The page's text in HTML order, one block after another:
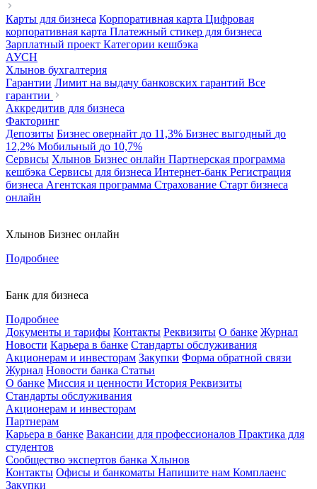
Карты для бизнеса Корпоративная карта Цифровая
корпоративная карта Платежный стикер для бизнеса
Зарплатный проект Категории кешбэка
АУСН
Хлынов бухгалтерия
Гарантии Лимит на выдачу банковских гарантий Все
гарантии
Аккредитив для бизнеса
Факторинг
Депозиты Бизнес овернайт до 11,3% Бизнес выгодный до
12,2% Мобильный до 10,7%
Сервисы Хлынов Бизнес онлайн Партнерская программа
кешбэка Сервисы для бизнеса Интернет-банк Регистрация
бизнеса Агентская программа Страхование Старт бизнеса
онлайн
Хлынов Бизнес онлайн
Подробнее
Банк для бизнеса
Подробнее
Документы и тарифы Контакты Реквизиты О банке Журнал
Новости Карьера в банке Стандарты обслуживания
Акционерам и инвесторам Закупки Форма обратной связи
Журнал Новости банка Статьи
О банке Миссия и ценности История Реквизиты
Стандарты обслуживания
Акционерам и инвесторам
Партнерам
Карьера в банке Вакансии для профессионалов Практика для
студентов
Сообщество экспертов банка Хлынов
Контакты Офисы и банкоматы Напишите нам Комплаенс
Закупки